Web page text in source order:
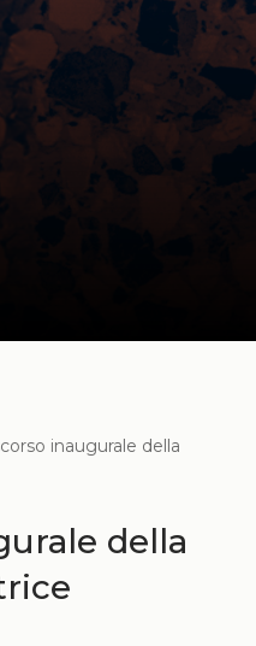
inaugurale della
della